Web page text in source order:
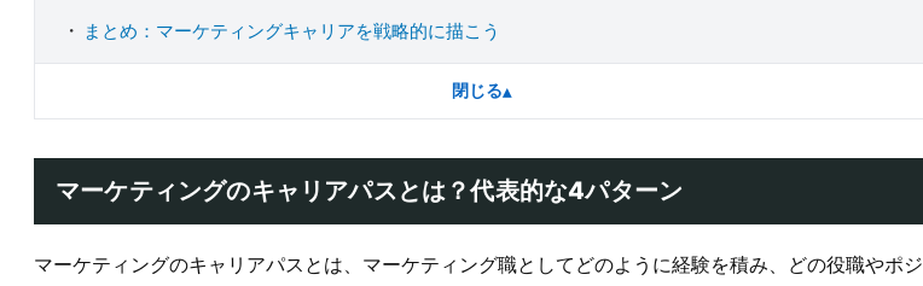
まとめ：マーケティングキャリアを戦略的に描こう
閉じる▴
マーケティングのキャリアパスとは？代表的な4パターン
マーケティングのキャリアパスとは、マーケティング職としてどのように経験を積み、どの役職やポジ